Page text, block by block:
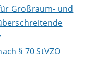
Großraum- und
§ 70 StVZO